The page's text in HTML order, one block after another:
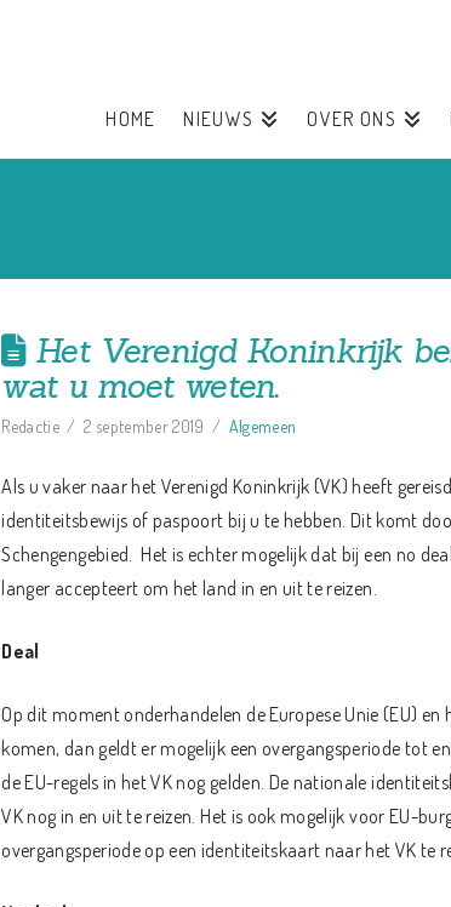
HOME NIEUWS OVER ONS
Het Verenigd Koninkrijk
wat u moet weten.
Redactie 2 september 2019 Algemeen
Als u vaker naar het Verenigd Koninkrijk (VK) heeft
identiteitsbewijs of paspoort bij u te hebben. Dit komt
Schengengebied. Het is echter mogelijk dat bij een no
langer accepteert om het land in en uit te reizen.
Deal
Op dit moment onderhandelen de Europese Unie (EU)
komen, dan geldt er mogelijk een overgangsperiode tot
de EU-regels in het VK nog gelden. De nationale
VK nog in en uit te reizen. Het is ook mogelijk voor EU-
overgangsperiode op een identiteitskaart naar het VK te